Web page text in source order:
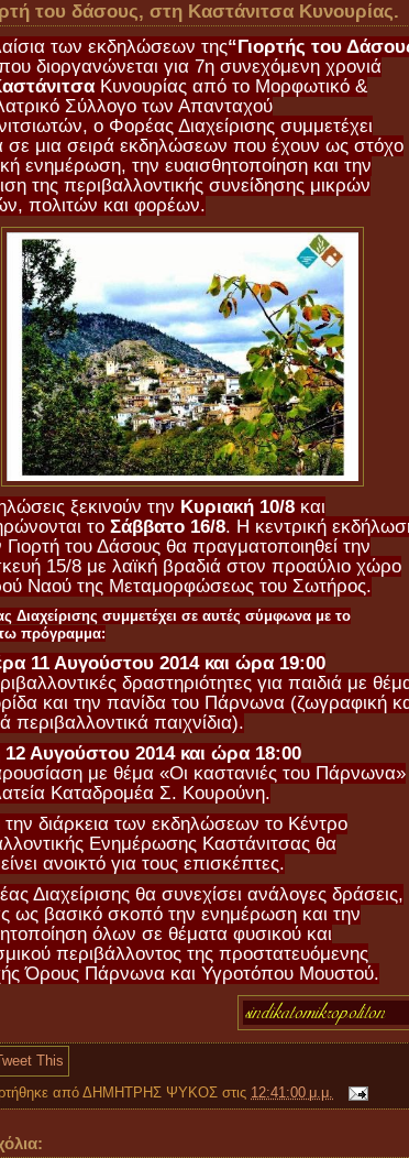
του δάσους, στη Καστάνιτσα Κυνουρίας.
των εκδηλώσεων της“Γιορτής του
διοργανώνεται για 7η συνεχόμενη χρονιά
Κυνουρίας από το Μορφωτικό &
Σύλλογο των Απανταχού
ο Φορέας Διαχείρισης συμμετέχει
σε μια σειρά εκδηλώσεων που έχουν ως στόχο
ενημέρωση, την ευαισθητοποίηση και την
της περιβαλλοντικής συνείδησης μικρών
πολιτών και φορέων.
ξεκινούν την Κυριακή 10/8 και
το Σάββατο 16/8. Η κεντρική
Γιορτή του Δάσους θα πραγματοποιηθεί την
15/8 με λαϊκή βραδιά στον προαύλιο χώρο
Ναού της Μεταμορφώσεως του Σωτήρος.
Διαχείρισης συμμετέχει σε αυτές σύμφωνα με το
πρόγραμμα:
11 Αυγούστου 2014 και ώρα 19:00
δραστηριότητες για παιδιά με
και την πανίδα του Πάρνωνα (ζωγραφική
περιβαλλοντικά παιχνίδια).
12 Αυγούστου 2014 και ώρα 18:00
με θέμα «Οι καστανιές του Πάρνωνα»
Καταδρομέα Σ. Κουρούνη.
διάρκεια των εκδηλώσεων το Κέντρο
Ενημέρωσης Καστάνιτσας θα
ανοικτό για τους επισκέπτες.
Διαχείρισης θα συνεχίσει ανάλογες δράσεις,
ως βασικό σκοπό την ενημέρωση και την
όλων σε θέματα φυσικού και
περιβάλλοντος της προστατευόμενης
Όρους Πάρνωνα και Υγροτόπου Μουστού.
από ΔΗΜΗΤΡΗΣ ΨΥΚΟΣ στις 12:41:00 μ.μ.